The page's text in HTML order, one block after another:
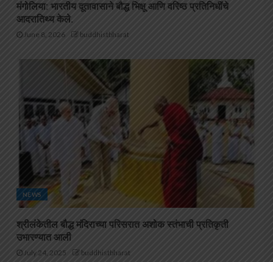
मंगोलिया: भारतीय दूतावासाने बौद्ध भिक्षू आणि वरिष्ठ प्रतिनिधींचे
आदरातिथ्य केले.
June 8, 2026 buddhistbharat
NEWS
श्रीलंकेतील बौद्ध मंदिराच्या परिसरात अशोक स्तंभाची प्रतिकृती
उभारण्यात आली
July 24, 2025 buddhistbharat